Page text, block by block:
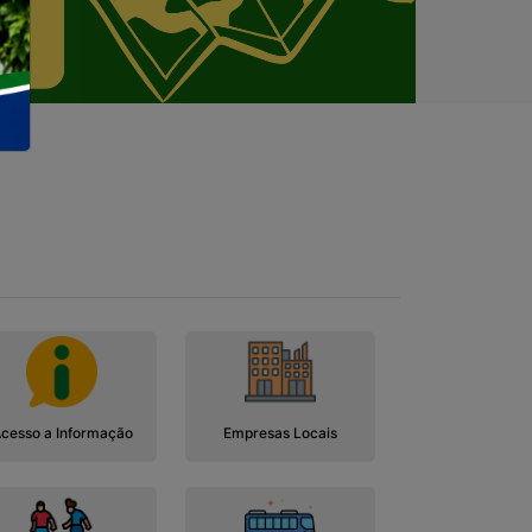
a Informação Empresas Locais